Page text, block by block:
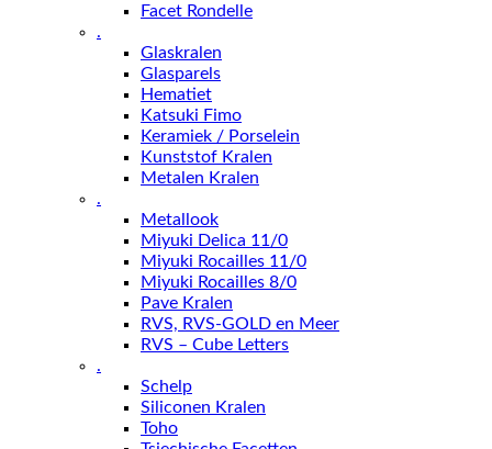
Facet Rondelle
.
Glaskralen
Glasparels
Hematiet
Katsuki Fimo
Keramiek / Porselein
Kunststof Kralen
Metalen Kralen
.
Metallook
Miyuki Delica 11/0
Miyuki Rocailles 11/0
Miyuki Rocailles 8/0
Pave Kralen
RVS, RVS-GOLD en Meer
RVS – Cube Letters
.
Schelp
Siliconen Kralen
Toho